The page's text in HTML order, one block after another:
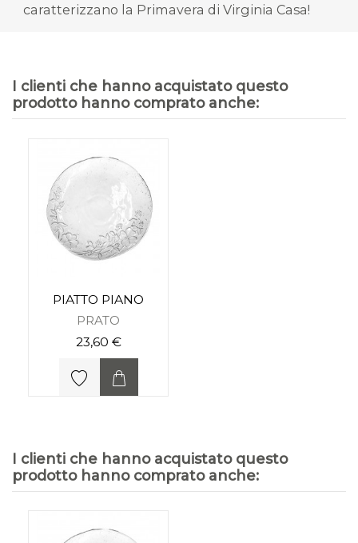
caratterizzano la Primavera di Virginia Casa!
I clienti che hanno acquistato questo
prodotto hanno comprato anche:
PIATTO PIANO
PRATO
23,60 €
I clienti che hanno acquistato questo
prodotto hanno comprato anche: